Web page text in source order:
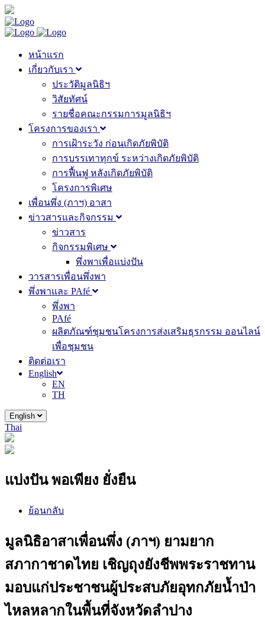
หน้าแรก
เกี่ยวกับเรา
ประวัติมูลนิธิฯ
วิสัยทัศน์
รายชื่อคณะกรรมการมูลนิธิฯ
โครงการของเรา
การเฝ้าระวัง ก่อนเกิดภัยพิบัติ
การบรรเทาทุกข์ ระหว่างเกิดภัยพิบัติ
การฟื้นฟู หลังเกิดภัยพิบัติ
โครงการพิเศษ
เพื่อนพึ่ง (ภาฯ) อาสา
ข่าวสารและกิจกรรม
ข่าวสาร
กิจกรรมพิเศษ
พึ่งพาเพื่อแบ่งปัน
วารสารเพื่อนพึ่งพา
พึ่งพาและ PAfé
พึ่งพา
PAfé
ผลิตภัณฑ์ชุมชนโครงการส่งเสริมธุรกรรม ออนไลน์
เพื่อชุมชน
ติดต่อเรา
English
EN
TH
English
Thai
แบ่งปัน พอเพียง ยั่งยืน
ย้อนกลับ
มูลนิธิอาสาเพื่อนพึ่ง (ภาฯ) ยามยาก
สภากาชาดไทย เชิญถุงยังชีพพระราชทาน
มอบแก่ประชาชนผู้ประสบภัยอุทกภัยน้ำป่า
ไหลหลากในพื้นที่จังหวัดลำปาง